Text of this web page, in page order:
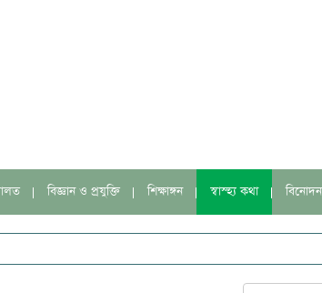
বিজ্ঞান ও প্রযুক্তি শিক্ষাঙ্গন স্বাস্হ্য কথা বিনোদন